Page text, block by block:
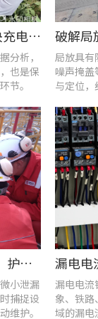
UT285C电能质量分析仪解决充电站三相用电各类难题
分析，
也是保
节。
局放具有
噪声掩盖
与定位，
优利德智能可视化巡检方案，护航油气行业高效运维
小泄漏
捕捉设
维护。
漏电电流
象、铁路
域的漏电